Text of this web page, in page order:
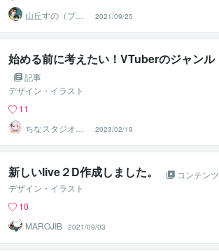
山丘すの（ブ
リ）
2021/09/25
始める前に考えたい！VTuberのジャンル
記事
デザイン・イラスト
11
ちなスタジオ＠
かわいいキャラ
制作
2023/02/19
新しいlive２D作成しました。
コンテンツ
デザイン・イラスト
10
MAROJIB 2021/09/03